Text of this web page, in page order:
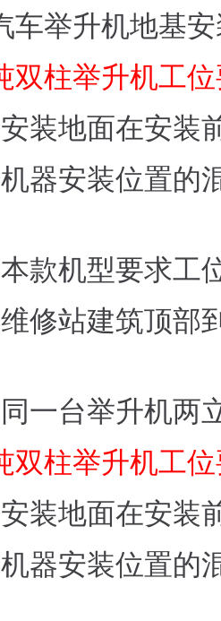
车举升机地基
双柱举升机工
安装地面在安
机器安装位置的
本款机型要求工
维修站建筑顶
同一台举升机
双柱举升机工
安装地面在安
机器安装位置的